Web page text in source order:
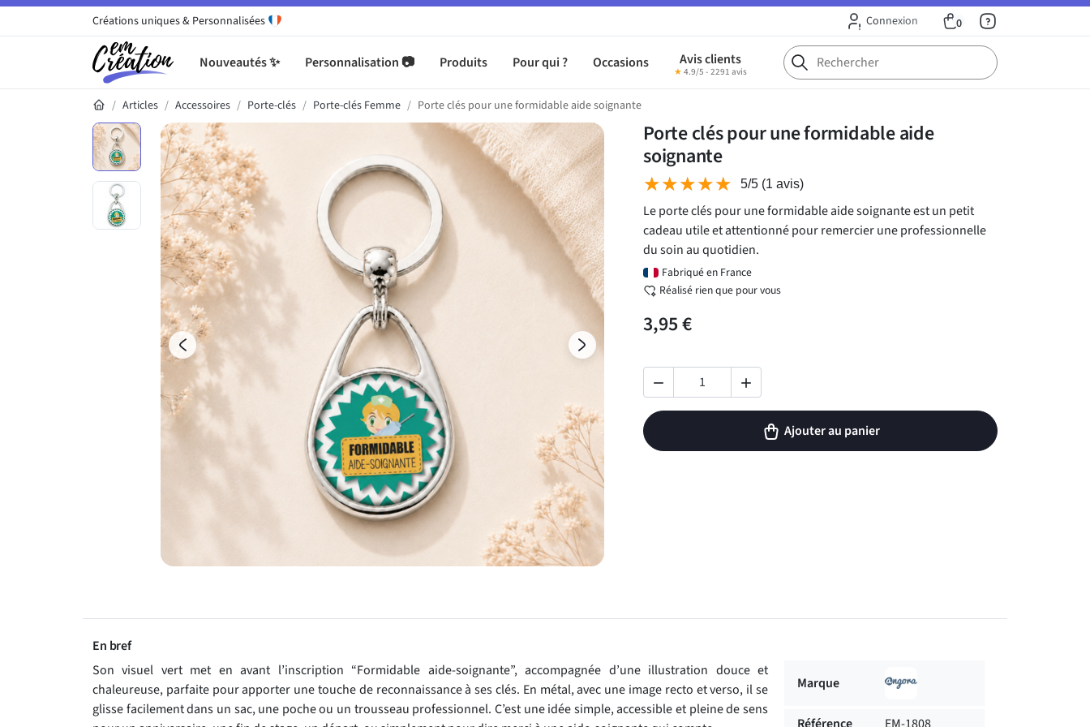
Créations uniques & Personnalisées Connexion 0
Nouveautés ✨ Personnalisation 📷 Produits Pour qui ? Occasions Avis clients
★ 4.9/5 - 2291 avis
Articles Accessoires Porte-clés Porte-clés Femme Porte clés pour une formidable aide soignante
Galerie du produit
Précédent Suivant
Porte clés pour une formidable aide
soignante
★★★★★
★★★★★ 5/5 (1 avis)
Le porte clés pour une formidable aide soignante est un petit
cadeau utile et attentionné pour remercier une professionnelle
du soin au quotidien.
Fabriqué en France
Réalisé rien que pour vous
3,95 €
 
Ajouter au panier
En bref
Son visuel vert met en avant l’inscription “Formidable aide-soignante”, accompagnée d’une illustration douce et
chaleureuse, parfaite pour apporter une touche de reconnaissance à ses clés. En métal, avec une image recto et verso, il se
glisse facilement dans un sac, une poche ou un trousseau professionnel. C’est une idée simple, accessible et pleine de sens
Marque